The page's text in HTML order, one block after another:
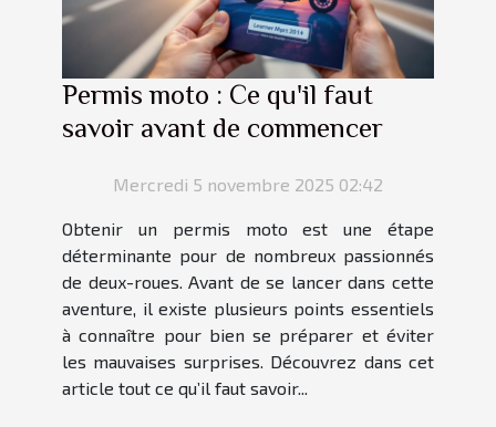
Permis moto : Ce qu'il faut
savoir avant de commencer
Mercredi 5 novembre 2025 02:42
Obtenir un permis moto est une étape
déterminante pour de nombreux passionnés
de deux-roues. Avant de se lancer dans cette
aventure, il existe plusieurs points essentiels
à connaître pour bien se préparer et éviter
les mauvaises surprises. Découvrez dans cet
article tout ce qu’il faut savoir...